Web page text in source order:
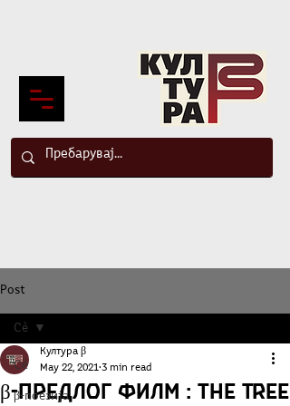
Post
Сè
β-поезија
Сè
β-предлог филм : The Tree
Култура β
May 22, 2021 3 min read